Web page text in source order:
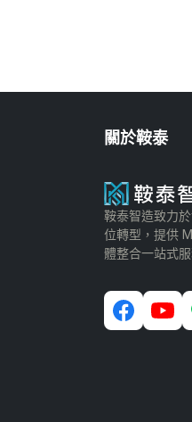
關於鞍泰
鞍泰智造致力
位轉型，提供
體整合一站式服